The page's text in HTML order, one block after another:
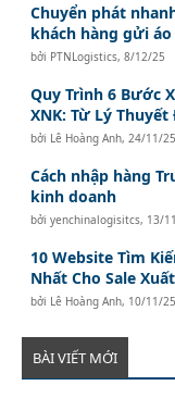
Chuyển phát
khách hàng gửi
bởi PTNLogistics,8/12/25
Quy Trình 6 Bước
XNK: Từ Lý
bởi Lê Hoàng Anh, 24/11/25
Cách nhập hàng
kinh doanh
bởiyenchinalogisitcs, 13/
10 Website Tìm
Nhất Cho Sale
bởi Lê Hoàng Anh, 10/11/25
BÀI VIẾT MỚI